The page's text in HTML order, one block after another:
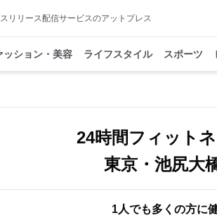
リリース配信サービスのアットプレス
ッション・美容 ライフスタイル スポーツ
24時間フィット
東京・池尻大
1人でも多くの方に